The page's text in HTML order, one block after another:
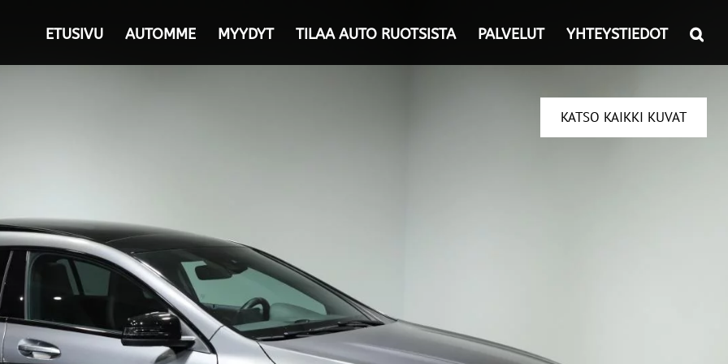
ETUSIVU AUTOMME MYYDYT TILAA AUTO RUOTSISTA PALVELUT YHTEYSTIEDOT
KATSO KAIKKI KUVAT